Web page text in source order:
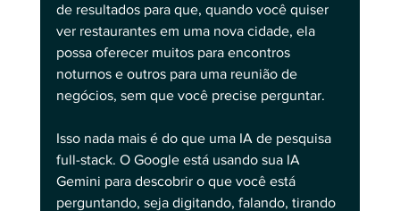
de resultados para que, quando você quiser
ver restaurantes em uma nova cidade, ela
possa oferecer muitos para encontros
noturnos e outros para uma reunião de
negócios, sem que você precise perguntar.
Isso nada mais é do que uma IA de pesquisa
full-stack. O Google está usando sua IA
Gemini para descobrir o que você está
perguntando, seja digitando, falando, tirando